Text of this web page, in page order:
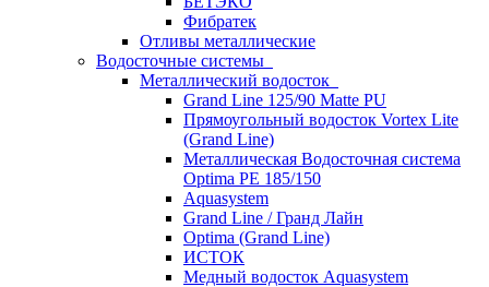
Фибратек
Отливы металлические
Водосточные системы
Металлический водосток
Grand Line 125/90 Matte PU
Прямоугольный водосток Vortex Lite
(Grand Line)
Металлическая Водосточная система
Optima PE 185/150
Aquasystem
Grand Line / Гранд Лайн
Optima (Grand Line)
ИСТОК
Медный водосток Aquasystem